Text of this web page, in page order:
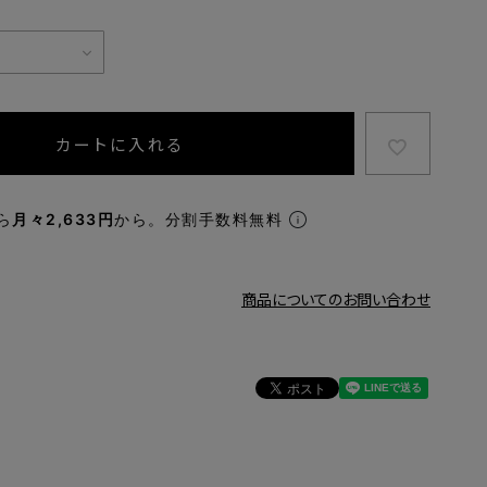
カートに入れる
月々2,633円から。分割手数料無料
商品についてのお問い合わせ